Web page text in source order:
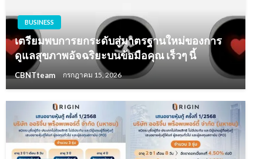
BUSINESS
เตรียมพบการยกระดับสู่มาตรฐานใหม่ของการ
ดูแลสุขภาพอัจฉริยะบนข้อมือคุณ เร็วๆ นี้
CBNTteam กรกฎาคม 15, 2026